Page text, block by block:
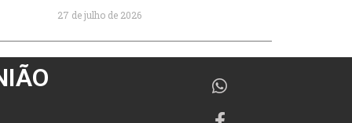
27 de julho de 2026